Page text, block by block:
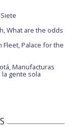
What are the odds
Fleet, Palace for the
Manufacturas
gente sola